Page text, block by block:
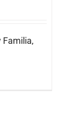
Familia,